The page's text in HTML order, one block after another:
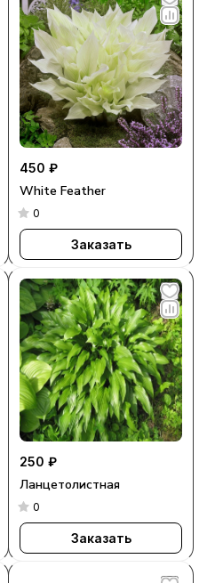
450 ₽
White Feather
0
Заказать
250 ₽
Ланцетолистная
0
Заказать